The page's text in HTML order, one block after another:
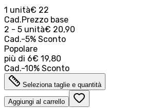
1 unità€ 22
Cad.Prezzo base
2 - 5 unità€ 20,90
Cad.-5% Sconto
Popolare
più di 6€ 19,80
Cad.-10% Sconto
Seleziona taglie e quantità
Aggiungi al carrello